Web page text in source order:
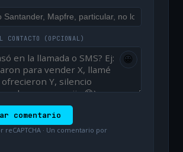
CONTACTO (OPCIONAL)
😀
comentario
reCAPTCHA · Un comentario por